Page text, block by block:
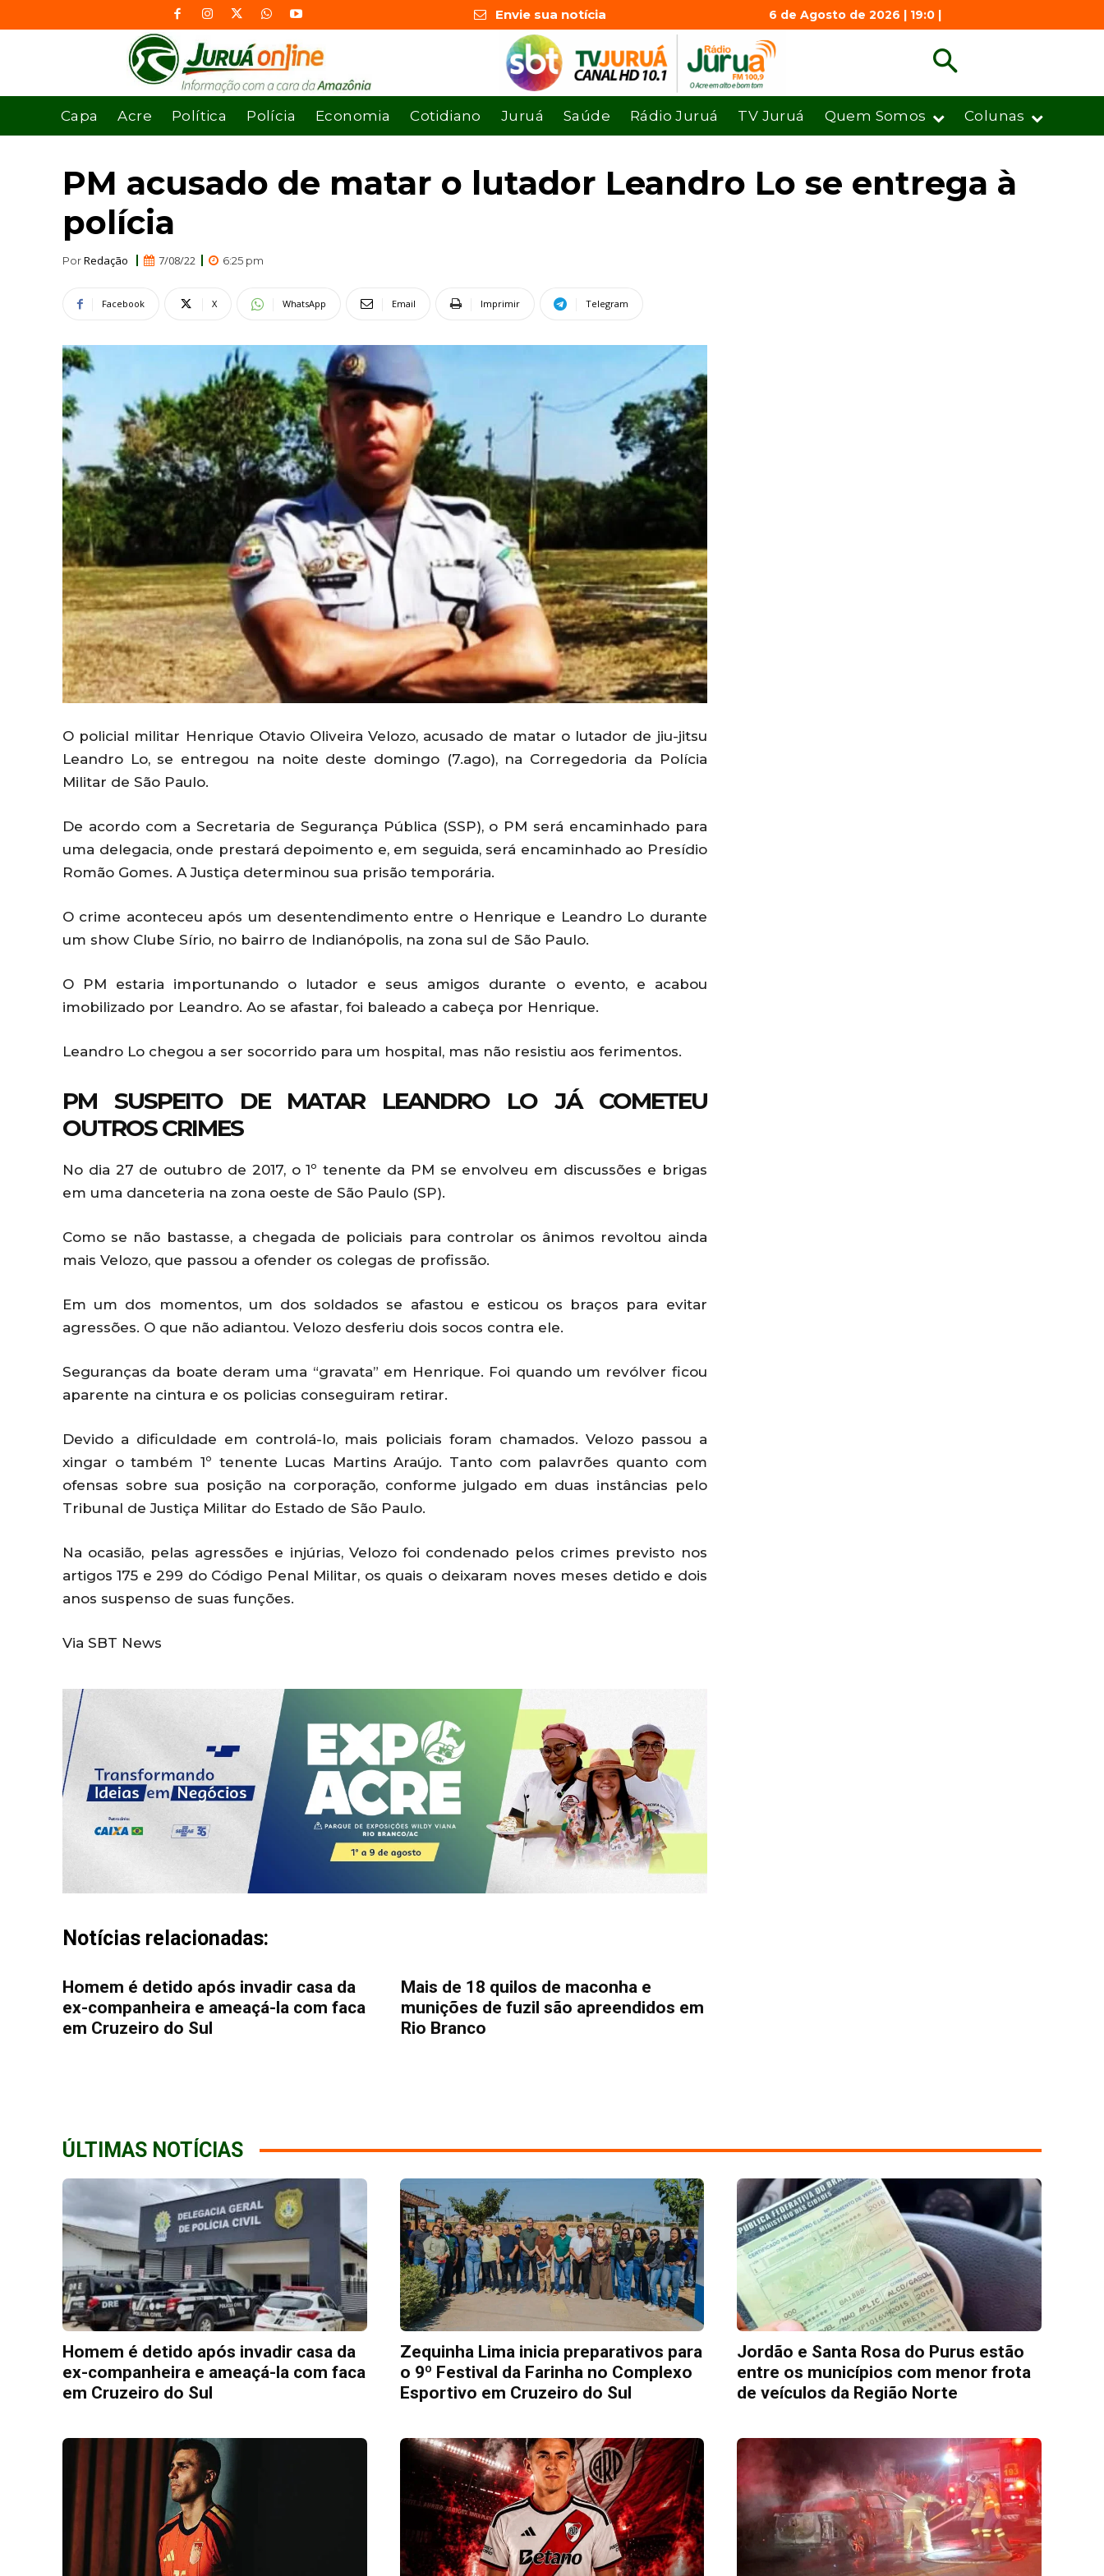
Envie sua notícia 6 de Agosto de 2026 | 19:0 |
Capa Acre Política Polícia Economia Cotidiano Juruá Saúde Rádio Juruá TV Juruá Quem Somos Colunas
PM acusado de matar o lutador Leandro Lo se entrega à
polícia
PorRedação 7/08/22 6:25 pm
Facebook X WhatsApp Email Imprimir Telegram
O policial militar Henrique Otavio Oliveira Velozo, acusado de matar o lutador de jiu-jitsu
Leandro Lo, se entregou na noite deste domingo (7.ago), na Corregedoria da Polícia
Militar de São Paulo.
De acordo com a Secretaria de Segurança Pública (SSP), o PM será encaminhado para
uma delegacia, onde prestará depoimento e, em seguida, será encaminhado ao Presídio
Romão Gomes. A Justiça determinou sua prisão temporária.
O crime aconteceu após um desentendimento entre o Henrique e Leandro Lo durante
um show Clube Sírio, no bairro de Indianópolis, na zona sul de São Paulo.
O PM estaria importunando o lutador e seus amigos durante o evento, e acabou
imobilizado por Leandro. Ao se afastar, foi baleado a cabeça por Henrique.
Leandro Lo chegou a ser socorrido para um hospital, mas não resistiu aos ferimentos.
PM SUSPEITO DE MATAR LEANDRO LO JÁ COMETEU
OUTROS CRIMES
No dia 27 de outubro de 2017, o 1º tenente da PM se envolveu em discussões e brigas
em uma danceteria na zona oeste de São Paulo (SP).
Como se não bastasse, a chegada de policiais para controlar os ânimos revoltou ainda
mais Velozo, que passou a ofender os colegas de profissão.
Em um dos momentos, um dos soldados se afastou e esticou os braços para evitar
agressões. O que não adiantou. Velozo desferiu dois socos contra ele.
Seguranças da boate deram uma “gravata” em Henrique. Foi quando um revólver ficou
aparente na cintura e os policias conseguiram retirar.
Devido a dificuldade em controlá-lo, mais policiais foram chamados. Velozo passou a
xingar o também 1º tenente Lucas Martins Araújo. Tanto com palavrões quanto com
ofensas sobre sua posição na corporação, conforme julgado em duas instâncias pelo
Tribunal de Justiça Militar do Estado de São Paulo.
Na ocasião, pelas agressões e injúrias, Velozo foi condenado pelos crimes previsto nos
artigos 175 e 299 do Código Penal Militar, os quais o deixaram noves meses detido e dois
anos suspenso de suas funções.
Via SBT News
Notícias relacionadas:
Homem é detido após invadir casa da
ex-companheira e ameaçá-la com faca
em Cruzeiro do Sul
Mais de 18 quilos de maconha e
munições de fuzil são apreendidos em
Rio Branco
ÚLTIMAS NOTÍCIAS
Homem é detido após invadir casa da
ex-companheira e ameaçá-la com faca
em Cruzeiro do Sul
Zequinha Lima inicia preparativos para
o 9º Festival da Farinha no Complexo
Esportivo em Cruzeiro do Sul
Jordão e Santa Rosa do Purus estão
entre os municípios com menor frota
de veículos da Região Norte